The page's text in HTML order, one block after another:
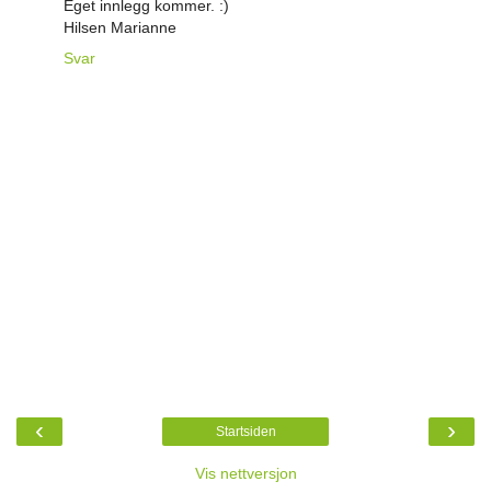
Eget innlegg kommer. :)
Hilsen Marianne
Svar
‹ ›
Startsiden
Vis nettversjon